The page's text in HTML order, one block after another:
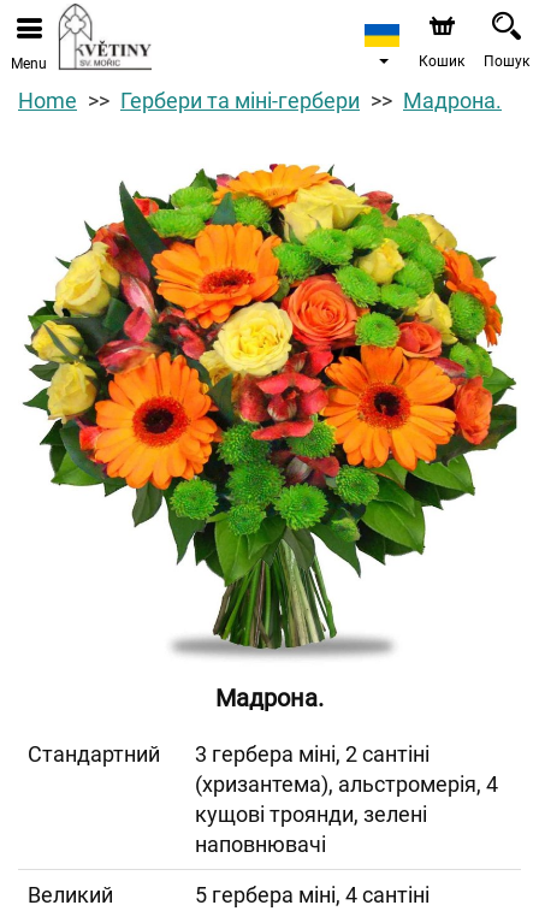
Menu Кошик Пошук
Home Гербери та міні-гербери Мадрона.
Мадрона.
Cтандартний
3 гербера міні, 2 сантіні
(хризантема), альстромерія, 4
кущові троянди, зелені
наповнювачі
Великий
5 гербера міні, 4 сантіні